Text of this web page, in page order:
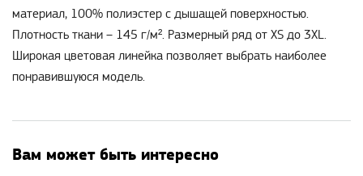
материал, 100% полиэстер с дышащей поверхностью.
Плотность ткани – 145 г/м². Размерный ряд от XS до 3XL.
Широкая цветовая линейка позволяет выбрать наиболее
понравившуюся модель.
Вам может быть интересно